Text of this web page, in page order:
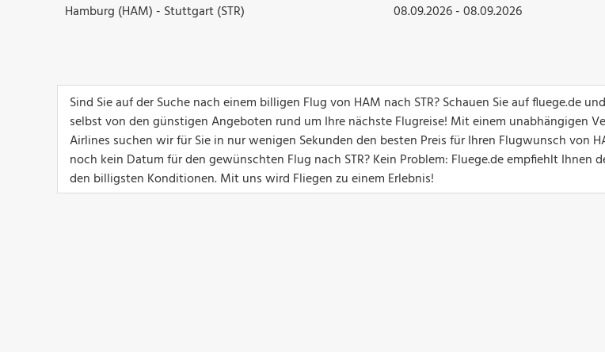
Hamburg (HAM) - Stuttgart (STR) 08.09.2026 - 08.09.2026
Sind Sie auf der Suche nach einem billigen Flug von HAM nach STR? Schauen Sie auf fluege.de
selbst von den günstigen Angeboten rund um Ihre nächste Flugreise! Mit einem unabhängigen
Airlines suchen wir für Sie in nur wenigen Sekunden den besten Preis für Ihren Flugwunsch von
noch kein Datum für den gewünschten Flug nach STR? Kein Problem: Fluege.de empfiehlt Ihnen
den billigsten Konditionen. Mit uns wird Fliegen zu einem Erlebnis!